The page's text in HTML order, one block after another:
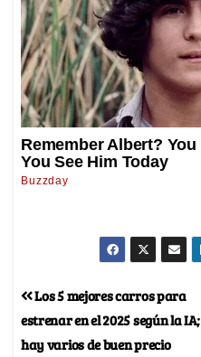
Los 5 mejores carros para
estrenar en el 2025 según la IA;
hay varios de buen precio